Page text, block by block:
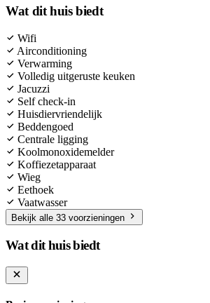
Wat dit huis biedt
Wifi
Airconditioning
Verwarming
Volledig uitgeruste keuken
Jacuzzi
Self check-in
Huisdiervriendelijk
Beddengoed
Centrale ligging
Koolmonoxidemelder
Koffiezetapparaat
Wieg
Eethoek
Vaatwasser
Bekijk alle 33 voorzieningen
Wat dit huis biedt